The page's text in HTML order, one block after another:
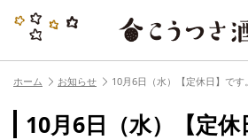
ホーム お知らせ 10月6日（水）【定休日】です。
10月6日（水）【定休